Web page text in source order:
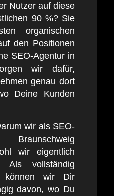
Nutzer auf diese
90 %? Sie
organischen
den Positionen
SEO-Agentur in
wir dafür,
genau dort
Deine Kunden
wir als SEO-
wir eigentlich
Als vollständig
können wir Dir
davon, wo Du